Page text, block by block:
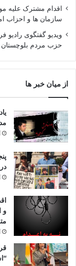
اقدام مشترک علیه
سازمان ها و احزاب
ویدیو گفتگوی رادیو
حزب مردم بلوچستان
از میان خبر ها
و